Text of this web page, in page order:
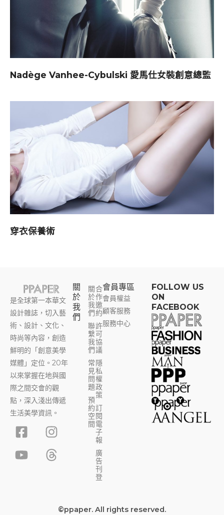
Nadège Vanhee-Cybulski 愛馬仕女裝創意總監
穿衣保養術
是全球第一本華文
設計雜誌，切入藝
術、設計、文化、
時尚等內容，創造
鮮明的「創意美學
媒體」定位。20年
以來掌握在地與國
際之間交會的觀
點，深入淺出傳遞
生活美學資訊。
F
a
c
I
n
s
t
Y
o
u
T
h
r
e
關
於
我
們
關
於
我
們
聯
繫
我
們
常
見
問
題
預
約
空
間
合
作
邀
約
許
可
協
議
隱
私
權
政
策
訂
閱
電
子
報
廣
告
刊
登
會員專區​
會員權益
顧客服務
服務中心
FOLLOW US
ON
FACEBOOK
©ppaper. All rights reserved.